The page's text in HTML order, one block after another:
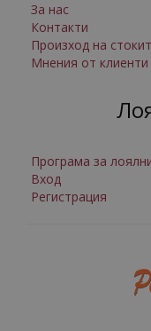
За нас
Контакти
Произход на
Мнения от клиенти
Програма за
Вход
Регистрация